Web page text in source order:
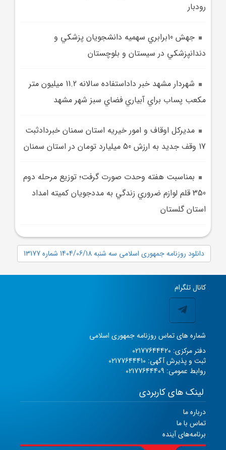
رودبار
جهش 10برابري سهميه دانشجويان پزشکي و
دندانپزشکي در سيستان و بلوچستان
شهردار مشهد خبر داداستفاده سالانه 11.2 ميليون متر
مکعب پساب براي آبياري فضاي سبز شهر مشهد
مديرکل اوقاف و امور خيريه استان سمنان خبردادثبت
17 وقف جديد به ارزش 50 ميليارد تومان در استان سمنان
بمناسبت هفته وحدت صورت گرفت؛ توزيع مرحله دوم
350 قلم لوازم ضروري زندگي به مددجويان کميته امداد
استان گلستان
دانلود روزنامه جمهوری اسلامی سه شنبه 1404/06/18 شماره 13177
کانال تلگرام
شماره های تماس روزنامه جمهوری اسلامی
دفتر مرکزی: 02177644420
ثبت و پذیرش آگهی: 02177644410
روابط عمومی: 02177644409
لینک های کاربردی
درباره ما
تماس با ما
برنامه‌های آینده